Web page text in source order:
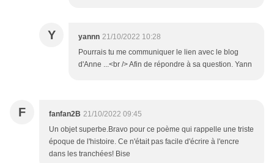
Y yannn 21/10/2022 10:28
Pourrais tu me communiquer le lien avec le blog
d'Anne ...<br /> Afin de répondre à sa question. Yann
F fanfan2B 21/10/2022 09:45
Un objet superbe.Bravo pour ce poème qui rappelle une triste
époque de l'histoire. Ce n'était pas facile d'écrire à l'encre
dans les tranchées! Bise